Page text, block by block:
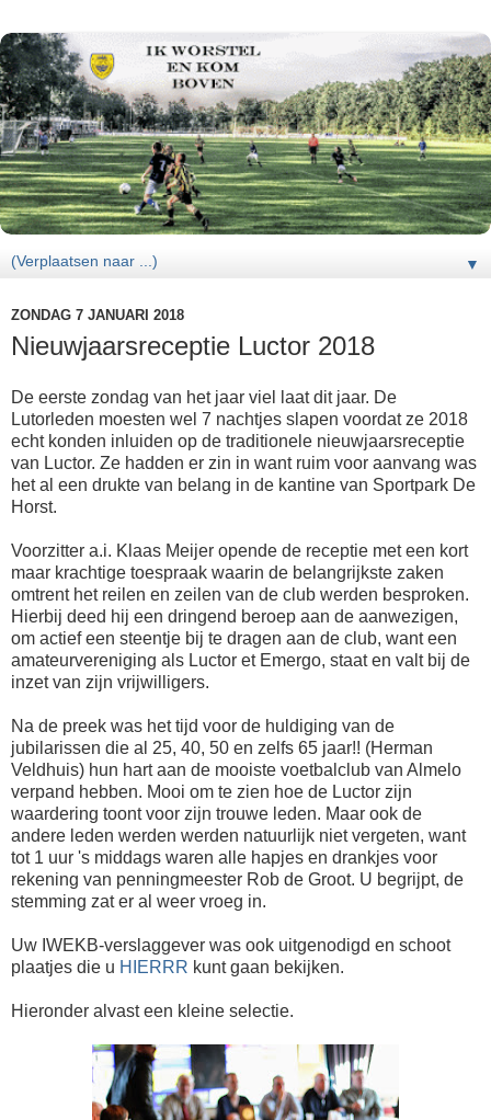
▼
ZONDAG 7 JANUARI 2018
Nieuwjaarsreceptie Luctor 2018
De eerste zondag van het jaar viel laat dit jaar. De
Lutorleden moesten wel 7 nachtjes slapen voordat ze 2018
echt konden inluiden op de traditionele nieuwjaarsreceptie
van Luctor. Ze hadden er zin in want ruim voor aanvang was
het al een drukte van belang in de kantine van Sportpark De
Horst.
Voorzitter a.i. Klaas Meijer opende de receptie met een kort
maar krachtige toespraak waarin de belangrijkste zaken
omtrent het reilen en zeilen van de club werden besproken.
Hierbij deed hij een dringend beroep aan de aanwezigen,
om actief een steentje bij te dragen aan de club, want een
amateurvereniging als Luctor et Emergo, staat en valt bij de
inzet van zijn vrijwilligers.
Na de preek was het tijd voor de huldiging van de
jubilarissen die al 25, 40, 50 en zelfs 65 jaar!! (Herman
Veldhuis) hun hart aan de mooiste voetbalclub van Almelo
verpand hebben. Mooi om te zien hoe de Luctor zijn
waardering toont voor zijn trouwe leden. Maar ook de
andere leden werden werden natuurlijk niet vergeten, want
tot 1 uur 's middags waren alle hapjes en drankjes voor
rekening van penningmeester Rob de Groot. U begrijpt, de
stemming zat er al weer vroeg in.
Uw IWEKB-verslaggever was ook uitgenodigd en schoot
plaatjes die u HIERRR kunt gaan bekijken.
Hieronder alvast een kleine selectie.